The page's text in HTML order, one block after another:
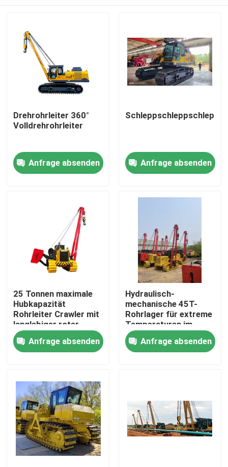
Haus
Über uns
Fabrik-Ausflug
Qualitätskontrolle
Fordern Sie ein Zitat
Rohrleitungs-Maschinen
Drehrohrleiter 360°
Volldrehrohrleiter
Anfrage absenden Anfrage absenden
25 Tonnen maximale
Hubkapazität
Rohrleiter Crawler mit
langlebiger roter
schwarzer gelber
Gestaltung
Anfrage absenden
Hydraulisch-
mechanische 45T-
Rohrlager für extreme
Temperaturen im
Rohrleitungsbau
Anfrage absenden